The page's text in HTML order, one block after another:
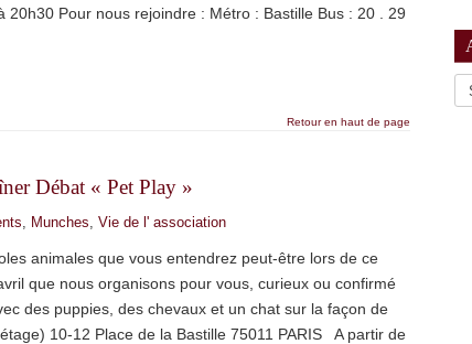
20h30 Pour nous rejoindre : Métro : Bastille Bus : 20 . 29
Retour en haut de page
Débat « Pet Play »
, Munches, Vie de l' association
animales que vous entendrez peut-être lors de ce
que nous organisons pour vous, curieux ou confirmé
des puppies, des chevaux et un chat sur la façon de
10-12 Place de la Bastille 75011 PARIS A partir de